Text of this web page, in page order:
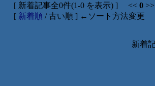
[ 新着記事全0件(1-0 を表示) ] << 0 >>
[ 新着順 / 古い順 ] ←ソート方法変更
新着